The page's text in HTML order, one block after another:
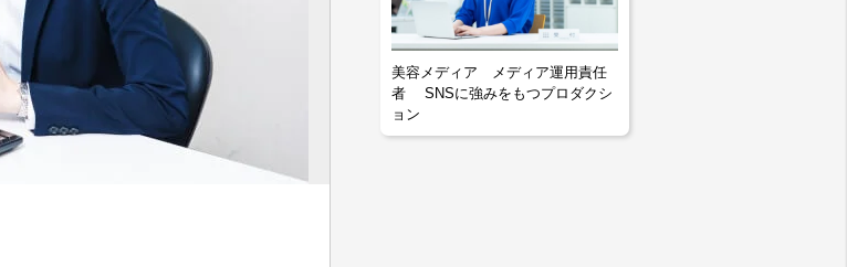
美容メディア メディア運用責任
者 SNSに強みをもつプロダクシ
ョン